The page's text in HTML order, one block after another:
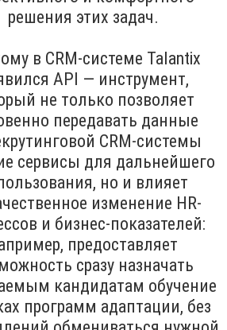
решения этих задач.
в CRM-системе Talantix
API — инструмент,
не только позволяет
передавать данные
CRM-системы
сервисы для дальнейшего
но и влияет
изменение HR-
и бизнес-показателей:
предоставляет
сразу назначать
кандидатам обучение
программ адаптации, без